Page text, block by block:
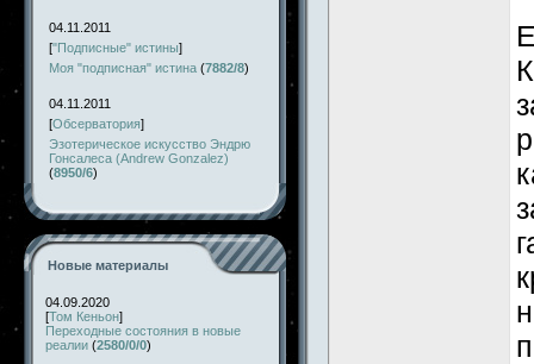
04.11.2011
["Подписные" истины]
Моя "подписная" истина (7882/8)
04.11.2011
[Обсерватория]
Эзотерическое искусство Эндрю
Гонсалеса (Andrew Gonzalez)
(8950/6)
Новые материалы
04.09.2020
[Том Кеньон]
Переходные состояния в новые
реалии (2580/0/0)